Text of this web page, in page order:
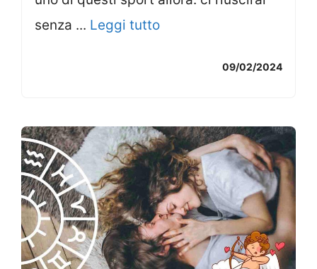
senza ... Leggi tutto
09/02/2024